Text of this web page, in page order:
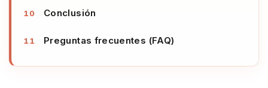
Conclusión
Preguntas frecuentes (FAQ)